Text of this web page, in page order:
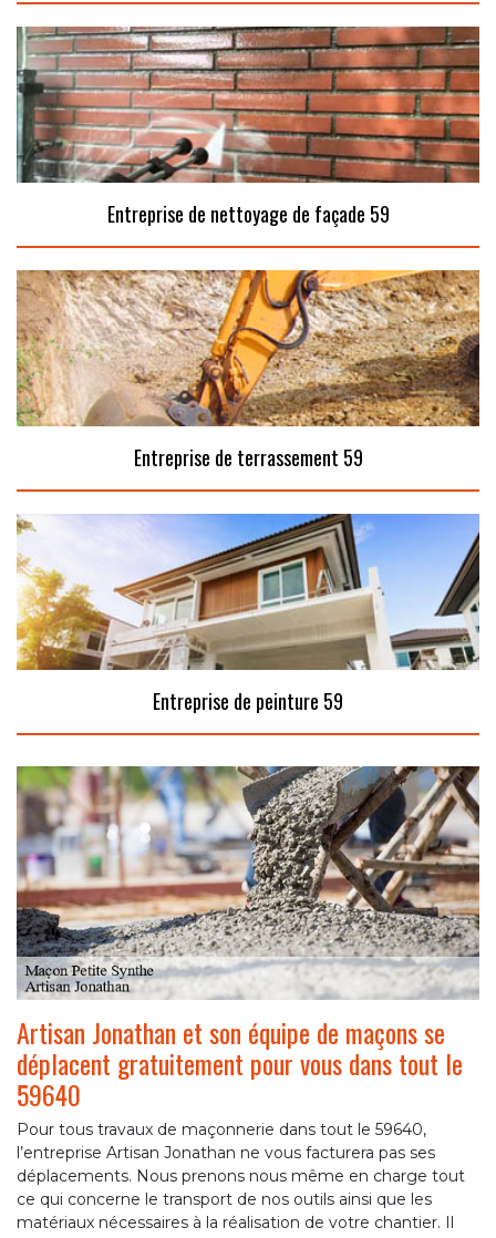
Entreprise de nettoyage de façade 59
Entreprise de terrassement 59
Entreprise de peinture 59
Artisan Jonathan et son équipe de maçons se
déplacent gratuitement pour vous dans tout le
59640
Pour tous travaux de maçonnerie dans tout le 59640,
l’entreprise Artisan Jonathan ne vous facturera pas ses
déplacements. Nous prenons nous même en charge tout
ce qui concerne le transport de nos outils ainsi que les
matériaux nécessaires à la réalisation de votre chantier. Il